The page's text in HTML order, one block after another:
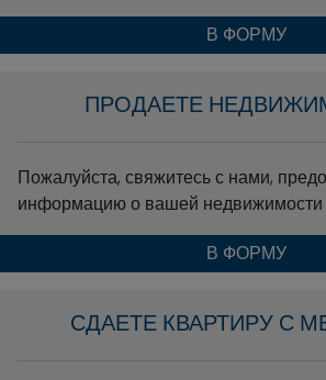
В ФОРМУ
ПРОДАЕТЕ
Пожалуйста, свяжитесь с нами,
информацию о вашей недвижимости
В ФОРМУ
СДАЕТЕ КВАРТИРУ С